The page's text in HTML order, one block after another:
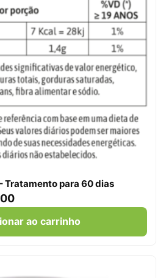
Tratamento para 60 dias
ao carrinho